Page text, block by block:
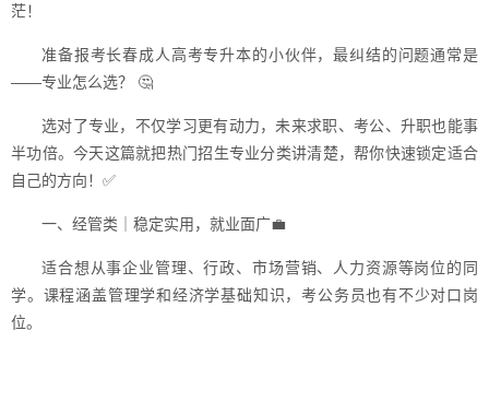
茫！
准备报考长春成人高考专升本的小伙伴，最纠结的问题通常是
——专业怎么选？ 🤔
选对了专业，不仅学习更有动力，未来求职、考公、升职也能事
半功倍。今天这篇就把热门招生专业分类讲清楚，帮你快速锁定适合
自己的方向！✅
一、经管类｜稳定实用，就业面广💼
适合想从事企业管理、行政、市场营销、人力资源等岗位的同
学。课程涵盖管理学和经济学基础知识，考公务员也有不少对口岗
位。